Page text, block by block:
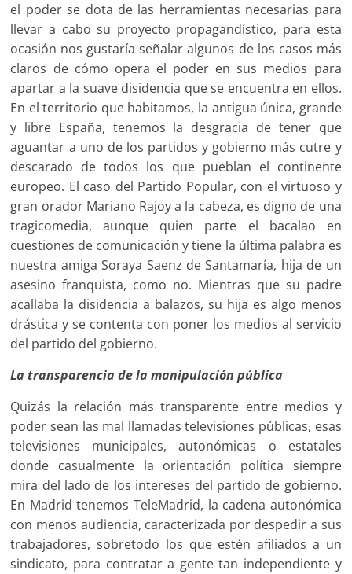
el poder se dota de las herramientas necesarias para
llevar a cabo su proyecto propagandístico, para esta
ocasión nos gustaría señalar algunos de los casos más
claros de cómo opera el poder en sus medios para
apartar a la suave disidencia que se encuentra en ellos.
En el territorio que habitamos, la antigua única, grande
y libre España, tenemos la desgracia de tener que
aguantar a uno de los partidos y gobierno más cutre y
descarado de todos los que pueblan el continente
europeo. El caso del Partido Popular, con el virtuoso y
gran orador Mariano Rajoy a la cabeza, es digno de una
tragicomedia, aunque quien parte el bacalao en
cuestiones de comunicación y tiene la última palabra es
nuestra amiga Soraya Saenz de Santamaría, hija de un
asesino franquista, como no. Mientras que su padre
acallaba la disidencia a balazos, su hija es algo menos
drástica y se contenta con poner los medios al servicio
del partido del gobierno.
La transparencia de la manipulación pública
Quizás la relación más transparente entre medios y
poder sean las mal llamadas televisiones públicas, esas
televisiones municipales, autonómicas o estatales
donde casualmente la orientación política siempre
mira del lado de los intereses del partido de gobierno.
En Madrid tenemos TeleMadrid, la cadena autonómica
con menos audiencia, caracterizada por despedir a sus
trabajadores, sobretodo los que estén afiliados a un
sindicato, para contratar a gente tan independiente y